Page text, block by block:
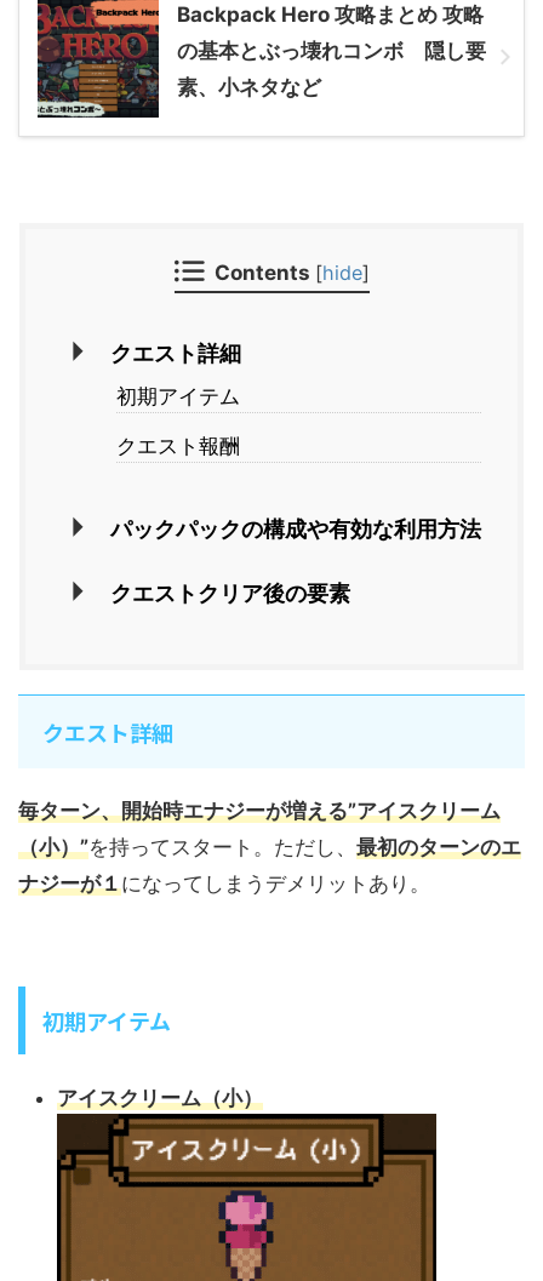
Backpack Hero 攻略まとめ 攻略
の基本とぶっ壊れコンボ 隠し要
素、小ネタなど
Contents [hide]
クエスト詳細
初期アイテム
クエスト報酬
パックパックの構成や有効な利用方法
クエストクリア後の要素
クエスト詳細
毎ターン、開始時エナジーが増える”アイスクリーム
（小）”を持ってスタート。ただし、 最初のターンのエ
ナジーが１になってしまうデメリットあり。
初期アイテム
アイスクリーム（小）